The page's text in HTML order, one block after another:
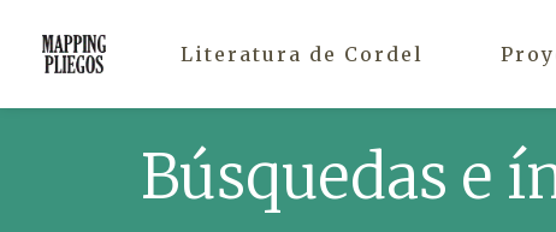
Literatura de Cordel
Búsquedas e